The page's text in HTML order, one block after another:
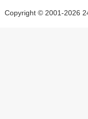
Copyright © 2001-2026